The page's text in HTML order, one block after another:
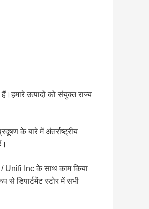
उत्पादों को संयुक्त राज्य
के बारे में अंतर्राष्ट्रीय
/ Unifi Inc के साथ काम किया
से डिपार्टमेंट स्टोर में सभी